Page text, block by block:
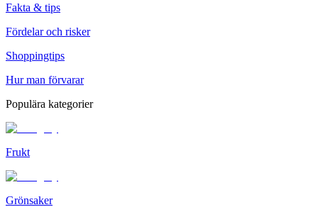
Fakta & tips
Fördelar och risker
Shoppingtips
Hur man förvarar
Populära kategorier
Frukt
Grönsaker